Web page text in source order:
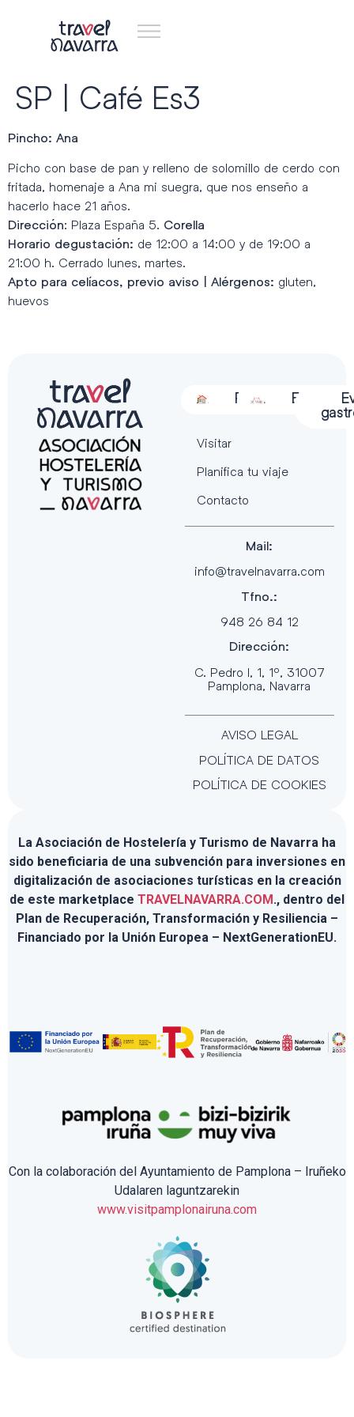
SP | Café Es3
Pincho: Ana
Picho con base de pan y relleno de solomillo de cerdo con
fritada, homenaje a Ana mi suegra, que nos enseño a
hacerlo hace 21 años.
Dirección: Plaza España 5. Corella
Horario degustación: de 12:00 a 14:00 y de 19:00 a
21:00 h. Cerrado lunes, martes.
Apto para celíacos, previo aviso | Alérgenos: gluten,
huevos
Alojamiento
Restauración
Actividades
Visitar
Planifica tu viaje
Contacto
Mail:
info@travelnavarra.com
Tfno.:
948 26 84 12
Dirección:
C. Pedro I, 1, 1º, 31007
Pamplona, Navarra
AVISO LEGAL
POLÍTICA DE DATOS
POLÍTICA DE COOKIES
La Asociación de Hostelería y Turismo de Navarra ha
sido beneficiaria de una subvención para inversiones en
digitalización de asociaciones turísticas en la creación
de este marketplace TRAVELNAVARRA.COM ., dentro del
Plan de Recuperación, Transformación y Resiliencia –
Financiado por la Unión Europea – NextGenerationEU.
Con la colaboración del Ayuntamiento de Pamplona – Iruñeko
Udalaren laguntzarekin
www.visitpamplonairuna.com